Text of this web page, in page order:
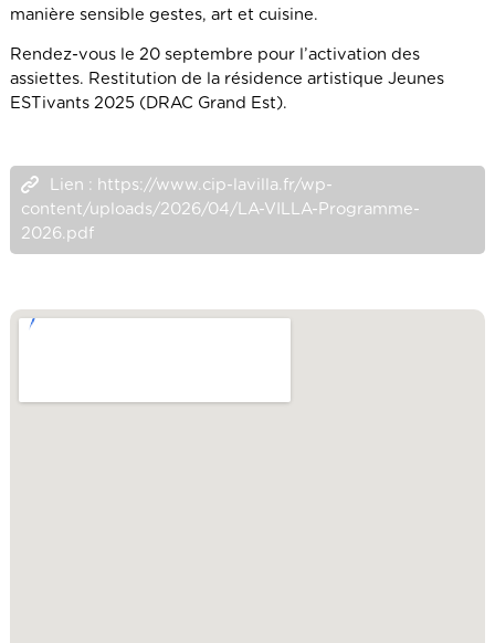
manière sensible gestes, art et cuisine.
Rendez-vous le 20 septembre pour l’activation des
assiettes. Restitution de la résidence artistique Jeunes
ESTivants 2025 (DRAC Grand Est).
Lien : https://www.cip-lavilla.fr/wp-
content/uploads/2026/04/LA-VILLA-Programme-
2026.pdf